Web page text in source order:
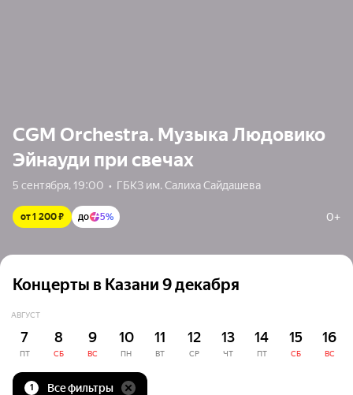
CGM Orchestra. Музыка Людовико
Эйнауди при свечах
5 сентября, 19:00  •  ГБКЗ им. Салиха Сайдашева
от 1 200 ₽ до 5% 0+
Концерты в Казани 9 декабря
АВГУСТ
7
ПТ
8
СБ
9
ВС
10
ПН
11
ВТ
12
СР
13
ЧТ
14
ПТ
15
СБ
16
ВС
1 Все фильтры